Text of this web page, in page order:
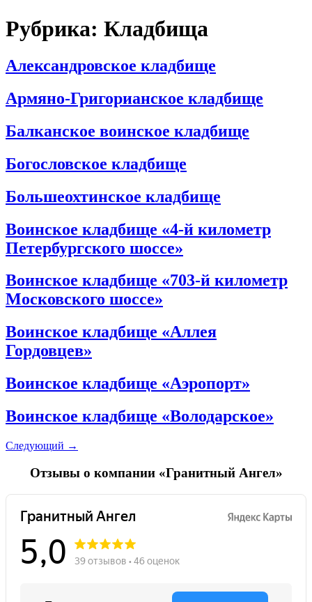
Рубрика: Кладбища
Александровское кладбище
Армяно-Григорианское кладбище
Балканское воинское кладбище
Богословское кладбище
Большеохтинское кладбище
Воинское кладбище «4-й километр
Петербургского шоссе»
Воинское кладбище «703-й километр
Московского шоссе»
Воинское кладбище «Аллея
Гордовцев»
Воинское кладбище «Аэропорт»
Воинское кладбище «Володарское»
Следующий →
Отзывы о компании «Гранитный Ангел»